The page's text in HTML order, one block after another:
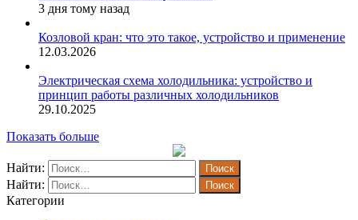
3 дня тому назад
Козловой кран: что это такое, устройство и применение
12.03.2026
Электрическая схема холодильника: устройство и
принцип работы различных холодильников
29.10.2025
Показать больше
Найти:
Найти:
Категории